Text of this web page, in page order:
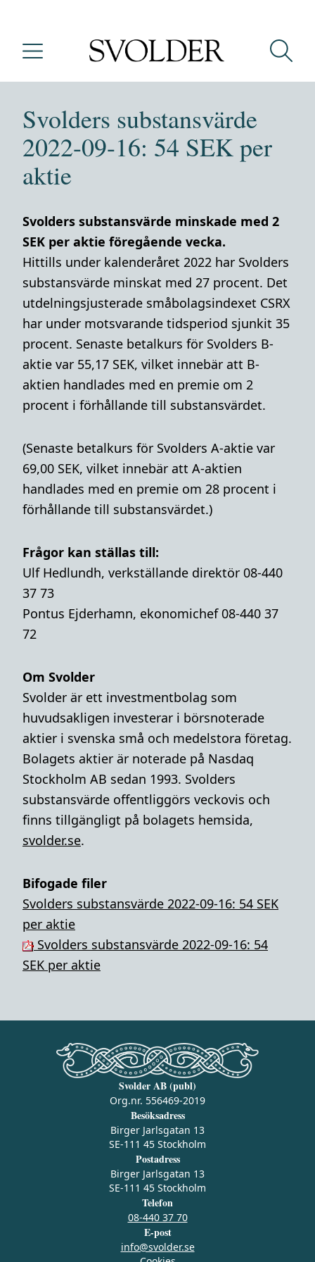
Svolders substansvärde
2022-09-16: 54 SEK per
aktie
Svolders substansvärde minskade med 2
SEK per aktie föregående vecka.
Hittills under kalenderåret 2022 har Svolders
substansvärde minskat med 27 procent. Det
utdelningsjusterade småbolagsindexet CSRX
har under motsvarande tidsperiod sjunkit 35
procent. Senaste betalkurs för Svolders B-
aktie var 55,17 SEK, vilket innebär att B-
aktien handlades med en premie om 2
procent i förhållande till substansvärdet.
(Senaste betalkurs för Svolders A-aktie var
69,00 SEK, vilket innebär att A-aktien
handlades med en premie om 28 procent i
förhållande till substansvärdet.)
Frågor kan ställas till:
Ulf Hedlundh, verkställande direktör 08-440
37 73
Pontus Ejderhamn, ekonomichef 08-440 37
72
Om Svolder
Svolder är ett investmentbolag som
huvudsakligen investerar i börsnoterade
aktier i svenska små och medelstora företag.
Bolagets aktier är noterade på Nasdaq
Stockholm AB sedan 1993. Svolders
substansvärde offentliggörs veckovis och
finns tillgängligt på bolagets hemsida,
svolder.se.
Bifogade filer
Svolders substansvärde 2022-09-16: 54 SEK
per aktie
Svolders substansvärde 2022-09-16: 54
SEK per aktie
Svolder AB (publ)
Org.nr. 556469-2019
Besöksadress
Birger Jarlsgatan 13
SE-111 45 Stockholm
Postadress
Birger Jarlsgatan 13
SE-111 45 Stockholm
Telefon
08-440 37 70
E-post
info@svolder.se